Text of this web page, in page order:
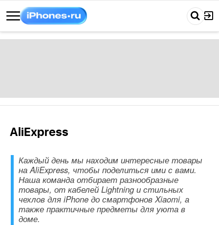
AliExpress
Каждый день мы находим интересные товары
на AliExpress, чтобы поделиться ими с вами.
Наша команда отбирает разнообразные
товары, от кабелей Lightning и стильных
чехлов для iPhone до смартфонов Xiaomi, а
также практичные предметы для уюта в
доме.